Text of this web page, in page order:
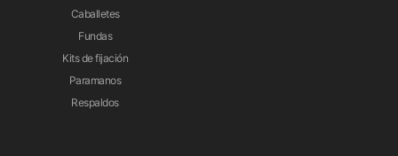
Caballetes
Fundas
Kits de fijación
Paramanos
Respaldos